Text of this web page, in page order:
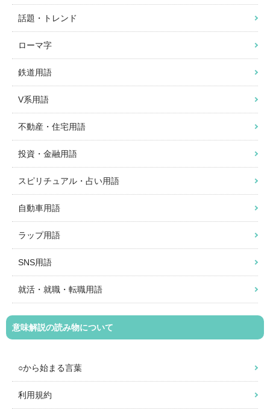
話題・トレンド
ローマ字
鉄道用語
V系用語
不動産・住宅用語
投資・金融用語
スピリチュアル・占い用語
自動車用語
ラップ用語
SNS用語
就活・就職・転職用語
意味解説の読み物について
○から始まる言葉
利用規約